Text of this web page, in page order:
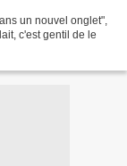
un nouvel onglet",
c'est gentil de le